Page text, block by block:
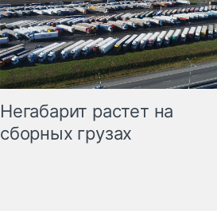
Негабарит растет на
сборных грузах